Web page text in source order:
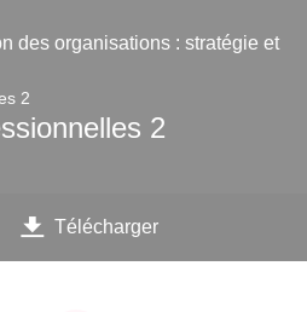
des organisations : stratégie et
2
2
Télécharger